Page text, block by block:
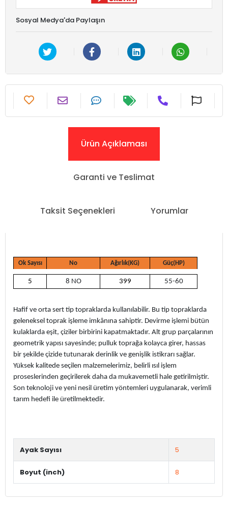
Sosyal Medya'da Paylaşın
Ürün Açıklaması
Garanti ve Teslimat
Taksit Seçenekleri Yorumlar
Ok Sayısı No Ağırlık(KG) Güç(HP)
5 8 NO 399 55-60
Hafif ve orta sert tip topraklarda kullanılabilir. Bu tip topraklarda
geleneksel toprak işleme imkânına sahiptir. Devirme işlemi bütün
kulaklarda eşit, çiziler birbirini kapatmaktadır. Alt grup parçalarının
geometrik yapısı sayesinde; pulluk toprağa kolayca girer, hassas
bir şekilde çizide tutunarak derinlik ve genişlik istikrarı sağlar.
Yüksek kalitede seçilen malzemelerimiz, belirli ısıl işlem
proseslerinden geçirilerek daha da mukavemetli hale getirilmiştir.
Son teknoloji ve yeni nesil üretim yöntemleri uygulanarak, verimli
tarım hedefi ile üretilmektedir.
Ayak Sayısı 5
Boyut (inch) 8